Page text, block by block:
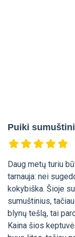
Puiki
Daug metų turiu
tarnauja: nei
kokybiška. Šioje
sumuštinius,
blynų tešlą, tai
Kaina šios